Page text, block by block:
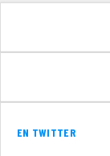
EN TWITTER